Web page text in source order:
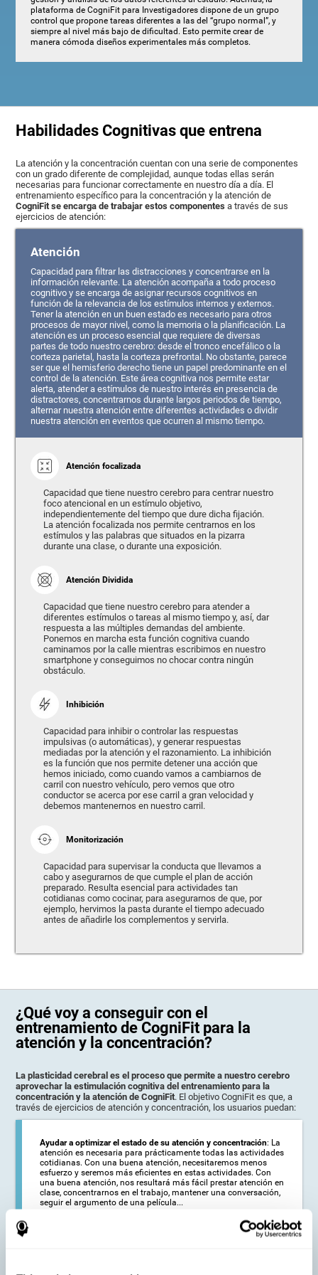
plataforma de CogniFit para Investigadores dispone de un grupo
control que propone tareas diferentes a las del “grupo normal”, y
siempre al nivel más bajo de dificultad. Esto permite crear de
manera cómoda diseños experimentales más completos.
Habilidades Cognitivas que entrena
La atención y la concentración cuentan con una serie de componentes
con un grado diferente de complejidad, aunque todas ellas serán
necesarias para funcionar correctamente en nuestro día a día. El
entrenamiento específico para la concentración y la atención de
CogniFit se encarga de trabajar estos componentes a través de sus
ejercicios de atención:
Atención
Capacidad para filtrar las distracciones y concentrarse en la
información relevante. La atención acompaña a todo proceso
cognitivo y se encarga de asignar recursos cognitivos en
función de la relevancia de los estímulos internos y externos.
Tener la atención en un buen estado es necesario para otros
procesos de mayor nivel, como la memoria o la planificación. La
atención es un proceso esencial que requiere de diversas
partes de todo nuestro cerebro: desde el tronco encefálico o la
corteza parietal, hasta la corteza prefrontal. No obstante, parece
ser que el hemisferio derecho tiene un papel predominante en el
control de la atención. Este área cognitiva nos permite estar
alerta, atender a estímulos de nuestro interés en presencia de
distractores, concentrarnos durante largos periodos de tiempo,
alternar nuestra atención entre diferentes actividades o dividir
nuestra atención en eventos que ocurren al mismo tiempo.
Atención focalizada
Capacidad que tiene nuestro cerebro para centrar nuestro
foco atencional en un estímulo objetivo,
independientemente del tiempo que dure dicha fijación.
La atención focalizada nos permite centrarnos en los
estímulos y las palabras que situados en la pizarra
durante una clase, o durante una exposición.
Atención Dividida
Capacidad que tiene nuestro cerebro para atender a
diferentes estímulos o tareas al mismo tiempo y, así, dar
respuesta a las múltiples demandas del ambiente.
Ponemos en marcha esta función cognitiva cuando
caminamos por la calle mientras escribimos en nuestro
smartphone y conseguimos no chocar contra ningún
obstáculo.
Inhibición
Capacidad para inhibir o controlar las respuestas
impulsivas (o automáticas), y generar respuestas
mediadas por la atención y el razonamiento. La inhibición
es la función que nos permite detener una acción que
hemos iniciado, como cuando vamos a cambiarnos de
carril con nuestro vehículo, pero vemos que otro
conductor se acerca por ese carril a gran velocidad y
debemos mantenernos en nuestro carril.
Monitorización
Capacidad para supervisar la conducta que llevamos a
cabo y asegurarnos de que cumple el plan de acción
preparado. Resulta esencial para actividades tan
cotidianas como cocinar, para asegurarnos de que, por
ejemplo, hervimos la pasta durante el tiempo adecuado
antes de añadirle los complementos y servirla.
¿Qué voy a conseguir con el
entrenamiento de CogniFit para la
atención y la concentración?
La plasticidad cerebral es el proceso que permite a nuestro cerebro
aprovechar la estimulación cognitiva del entrenamiento para la
concentración y la atención de CogniFit. El objetivo CogniFit es que, a
través de ejercicios de atención y concentración, los usuarios puedan:
Ayudar a optimizar el estado de su atención y concentración: La
atención es necesaria para prácticamente todas las actividades
cotidianas. Con una buena atención, necesitaremos menos
esfuerzo y seremos más eficientes en estas actividades. Con
una buena atención, nos resultará más fácil prestar atención en
clase, concentrarnos en el trabajo, mantener una conversación,
seguir el argumento de una película...